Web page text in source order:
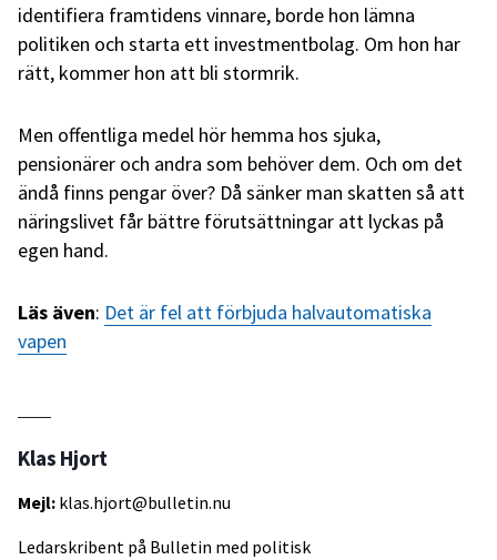
identifiera framtidens vinnare, borde hon lämna
politiken och starta ett investmentbolag. Om hon har
rätt, kommer hon att bli stormrik.
Men offentliga medel hör hemma hos sjuka,
pensionärer och andra som behöver dem. Och om det
ändå finns pengar över? Då sänker man skatten så att
näringslivet får bättre förutsättningar att lyckas på
egen hand.
Läs även: Det är fel att förbjuda halvautomatiska
vapen
Klas Hjort
Mejl: klas.hjort@bulletin.nu
Ledarskribent på Bulletin med politisk